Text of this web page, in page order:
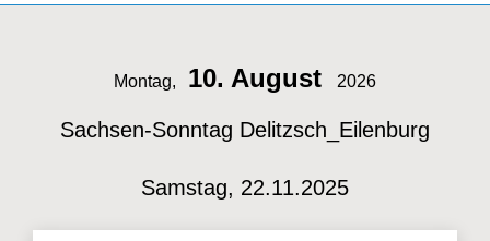
Montag, 10. August 2026
Sachsen-Sonntag Delitzsch_Eilenburg
Samstag, 22.11.2025